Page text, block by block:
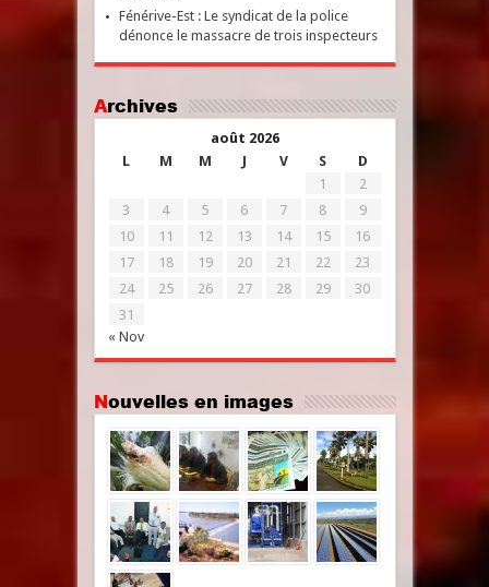
Fénérive-Est : Le syndicat de la police
dénonce le massacre de trois inspecteurs
Archives
août 2026
L
M M J V S D
« Nov
1
2
3
4 5 6 7 8
9
10
11 12 13 14 15
16
17
18 19 20 21 22
23
24
25 26 27 28 29
30
31
Nouvelles en images